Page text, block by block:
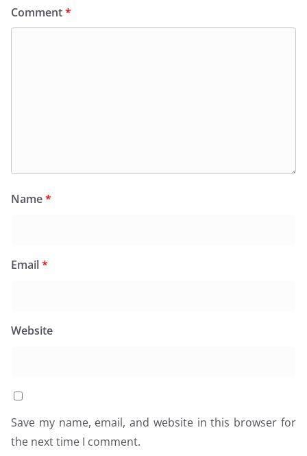
Comment*
Name*
Email*
Website
Save my name, email, and website in this browser for
the next time I comment.